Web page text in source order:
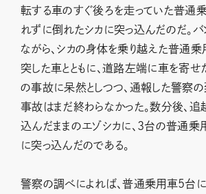
転する車のすぐ後ろを走っていた普通
れずに倒れたシカに突っ込んだのだ。
ながら、シカの身体を乗り越えた普通
突した車とともに、道路左端に車を寄せ
の事故に呆然としつつ、通報した警察の
事故はまだ終わらなかった。数分後、
込んだままのエゾシカに、3台の普通乗
に突っ込んだのである。
警察の調べによれば、普通乗用車5台に